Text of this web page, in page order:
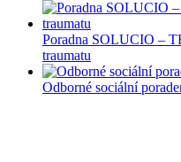
Poradna SOLUCIO –
traumatu
Odborné sociální